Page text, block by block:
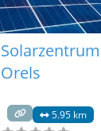
Orels
5.95 km